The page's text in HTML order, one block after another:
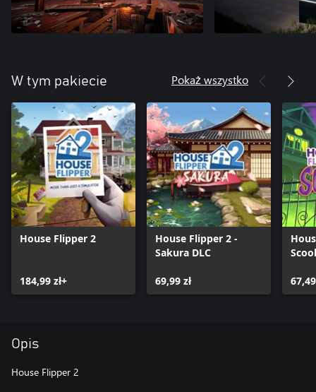
W tym pakiecie Pokaż wszystko
House Flipper 2
184,99 zł+
House Flipper 2 -
Sakura DLC
69,99 zł
Opis
House Flipper 2